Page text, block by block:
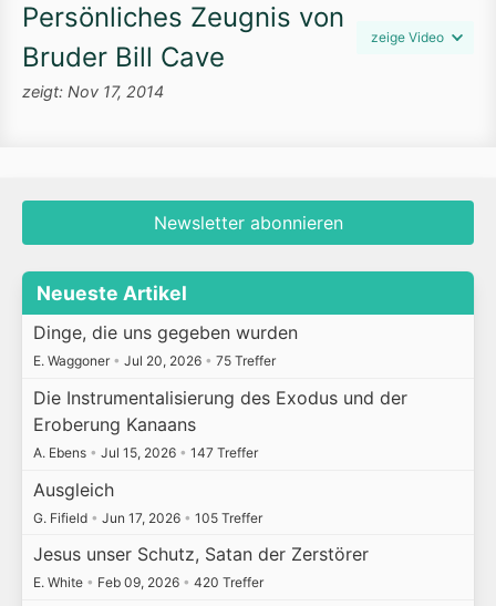
Persönliches Zeugnis von
Bruder Bill Cave
zeige Video
zeigt: Nov 17, 2014
Newsletter abonnieren
Neueste Artikel
Dinge, die uns gegeben wurden
E. Waggoner • Jul 20, 2026 • 75 Treffer
Die Instrumentalisierung des Exodus und der
Eroberung Kanaans
A. Ebens • Jul 15, 2026 • 147 Treffer
Ausgleich
G. Fifield • Jun 17, 2026 • 105 Treffer
Jesus unser Schutz, Satan der Zerstörer
E. White • Feb 09, 2026 • 420 Treffer